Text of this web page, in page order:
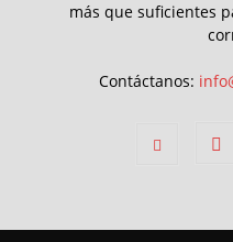
más que suficientes
Contáctanos: